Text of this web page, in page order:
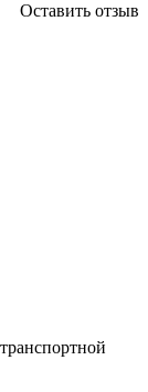
Оставить отзыв